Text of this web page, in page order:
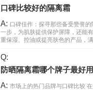
口碑比较好的隔离霜
A: 口碑佳作：探寻那些备受赞誉
一步，为肌肤提供保护屏障，还能
重保湿、控油或提亮肤色的产品，
Q:
防晒隔离霜哪个牌子最好
A: 市场上的热门品牌与口碑比较